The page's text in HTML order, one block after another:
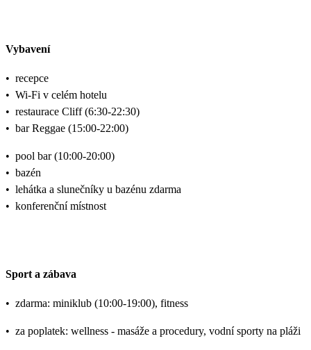
Vybavení
• recepce
• Wi-Fi v celém hotelu
• restaurace Cliff (6:30-22:30)
• bar Reggae (15:00-22:00)
• pool bar (10:00-20:00)
• bazén
• lehátka a slunečníky u bazénu zdarma
• konferenční místnost
Sport a zábava
• zdarma: miniklub (10:00-19:00), fitness
• za poplatek: wellness - masáže a procedury, vodní sporty na pláži